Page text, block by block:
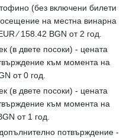
(без включени билети
на местна винарна
∕ 158.42 BGN от 2 год.
(в двете посоки) - цената
към момента на
от 0 год.
(в двете посоки) - цената
към момента на
от 1 год.
потвърждение -